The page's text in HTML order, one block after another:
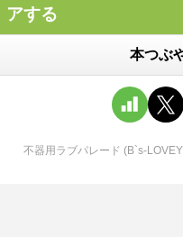
アする
本つぶ
不器用ラブパレード (B`s-